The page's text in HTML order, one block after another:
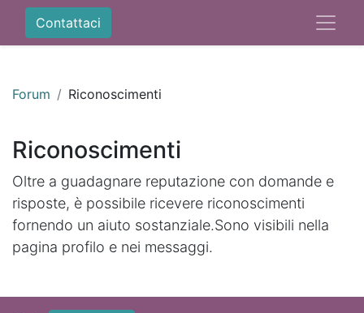
Contattaci
Forum Riconoscimenti
Riconoscimenti
Oltre a guadagnare reputazione con domande e
risposte, è possibile ricevere riconoscimenti
fornendo un aiuto sostanziale.Sono visibili nella
pagina profilo e nei messaggi.